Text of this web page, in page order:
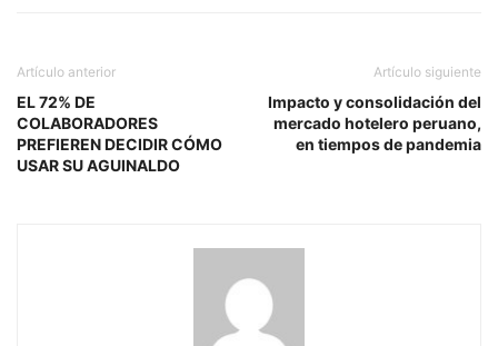
Artículo anterior
EL 72% DE
COLABORADORES
PREFIEREN DECIDIR CÓMO
USAR SU AGUINALDO
Artículo siguiente
Impacto y consolidación del
mercado hotelero peruano,
en tiempos de pandemia